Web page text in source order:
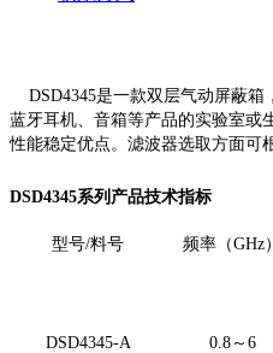
DSD4345是一款双层气动屏蔽箱
蓝牙耳机、音箱等产品的实验室或
性能稳定优点。滤波器选取方面可
DSD4345系列产品技术指标
型号/料号 频率（GHz）
DSD4345-A 0.8～6